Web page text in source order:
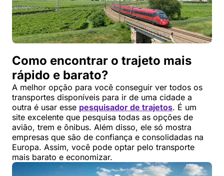
Como encontrar o trajeto mais
rápido e barato?
A melhor opção para você conseguir ver todos os
transportes disponíveis para ir de uma cidade a
outra é usar esse pesquisador de trajetos. É um
site excelente que pesquisa todas as opções de
avião, trem e ônibus. Além disso, ele só mostra
empresas que são de confiança e consolidadas na
Europa. Assim, você pode optar pelo transporte
mais barato e economizar.